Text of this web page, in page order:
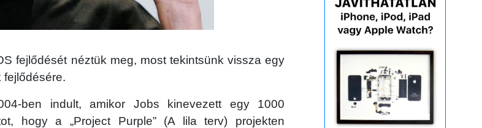
fejlődését néztük meg, most tekintsünk vissza egy
fejlődésére.
ben indult, amikor Jobs kinevezett egy 1000
hogy a „Project Purple” (A lila terv) projekten